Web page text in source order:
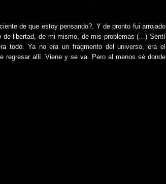
de que estoy pensando?. Y de pronto fui arrojado
de libertad, de mi mismo, de mis problemas (…) Sentí
todo. Ya no era un fragmento del universo, era el
regresar allí. Viene y se va. Pero al menos sé donde